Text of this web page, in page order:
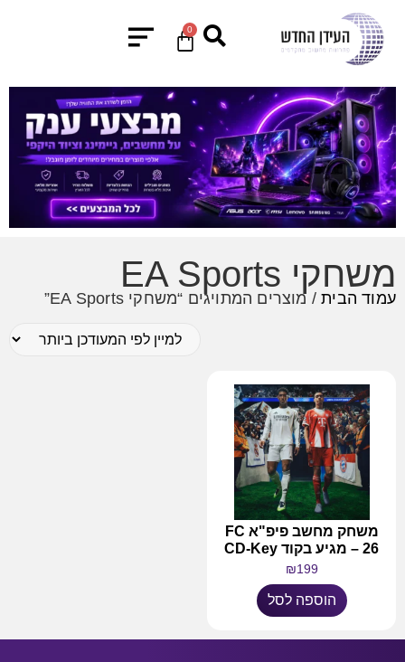
0
משחקי EA Sports
עמוד הבית/ מוצרים המתויגים “משחקי EA Sports”
משחק מחשב פיפ"א FC
26 – מגיע בקוד CD-Key
₪199
הוספה לסל